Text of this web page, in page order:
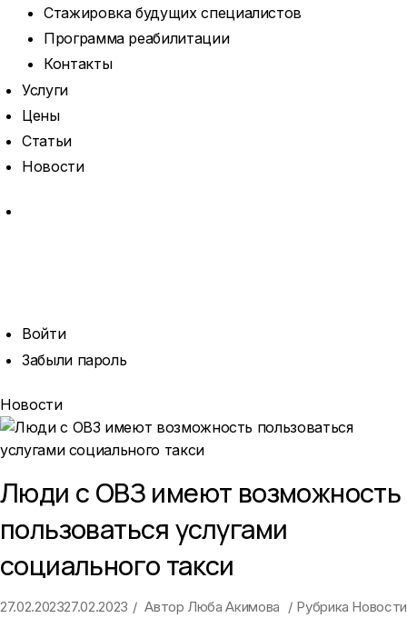
Стажировка будущих специалистов
Программа реабилитации
Контакты
Услуги
Цены
Статьи
Новости
Войти
Забыли пароль
Новости
Люди с ОВЗ имеют возможность
пользоваться услугами
социального такси
27.02.202327.02.2023 Автор Люба Акимова Рубрика Новости